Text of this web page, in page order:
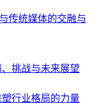
传统媒体的交融与
挑战与未来展望
行业格局的力量